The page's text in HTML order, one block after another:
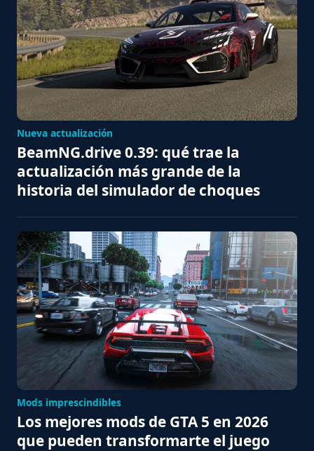
Nueva actualización
BeamNG.drive 0.39: qué trae la
actualización más grande de la
historia del simulador de choques
Mods imprescindibles
Los mejores mods de GTA 5 en 2026
que pueden transformarte el juego